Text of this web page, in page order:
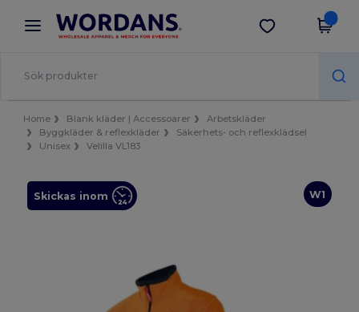
× Wordans-app
Bättre priser i appen!
Hämta app
Home Blank kläder | Accessoarer
Arbetskläder
Byggkläder & reflexkläder
Säkerhets- och reflexklädsel
Unisex
Velilla VL183
W1
Skickas inom